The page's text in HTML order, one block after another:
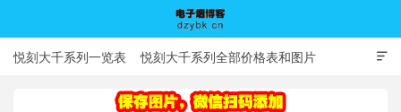

悦刻大千系列一览表 悦刻大千系列全部价格表和图片